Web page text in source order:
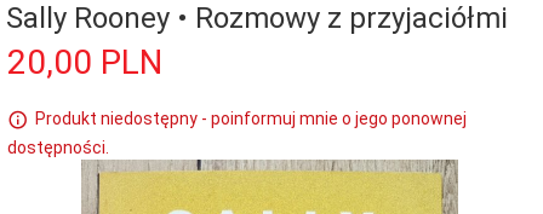
Sally Rooney • Rozmowy z przyjaciółmi
20,00 PLN
Produkt niedostępny - poinformuj mnie o jego ponownej
dostępności.